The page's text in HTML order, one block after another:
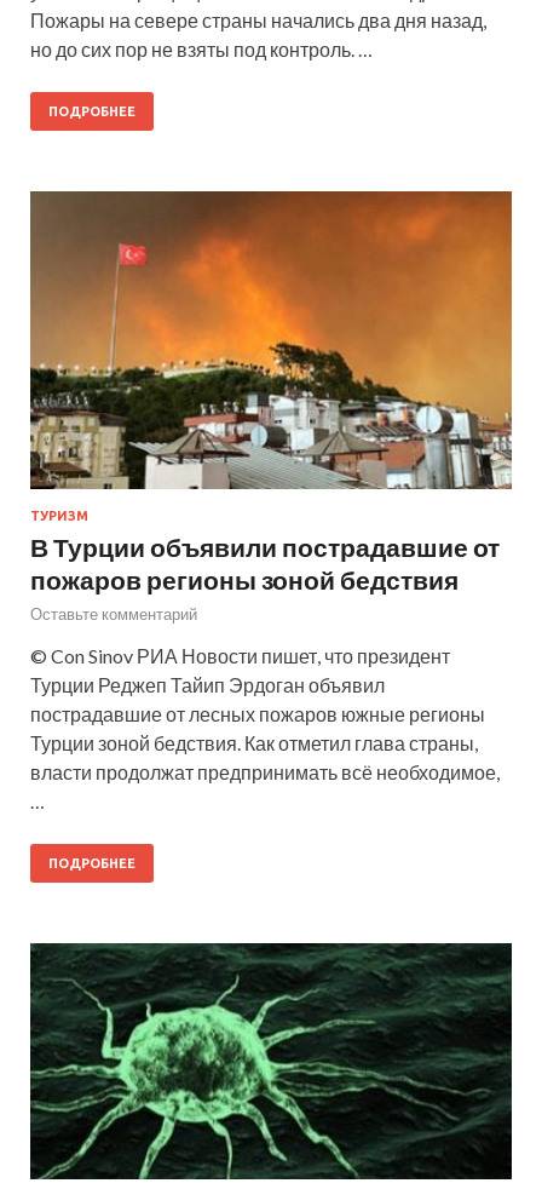
Пожары на севере страны начались два дня назад,
но до сих пор не взяты под контроль. …
ПОДРОБНЕЕ
ТУРИЗМ
В Турции объявили пострадавшие от
пожаров регионы зоной бедствия
Оставьте комментарий
© Con Sinov РИА Новости пишет, что президент
Турции Реджеп Тайип Эрдоган объявил
пострадавшие от лесных пожаров южные регионы
Турции зоной бедствия. Как отметил глава страны,
власти продолжат предпринимать всё необходимое,
ПОДРОБНЕЕ